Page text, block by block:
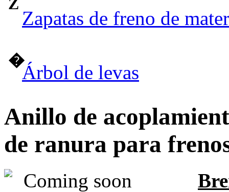
Zapatas de freno de
�
Árbol de levas
Anillo de
de ranura para